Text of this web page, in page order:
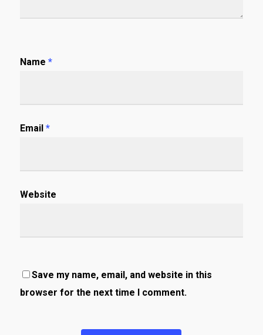
Name *
Email *
Website
Save my name, email, and website in this
browser for the next time I comment.